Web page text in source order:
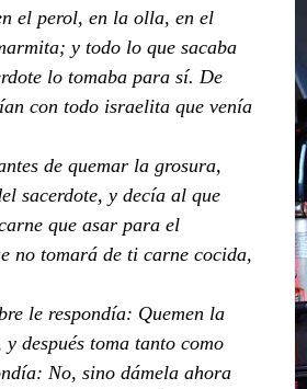
el perol, en la olla, en el
y todo lo que sacaba
lo tomaba para sí. De
con todo israelita que venía
de quemar la grosura,
sacerdote, y decía al que
que asar para el
no tomará de ti carne cocida,
le respondía: Quemen la
después toma tanto como
No, sino dámela ahora